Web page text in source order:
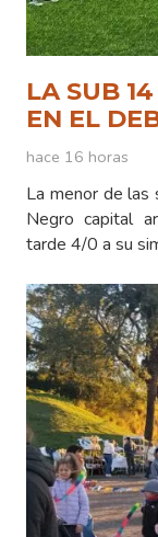
LA SUB
EN EL
hace 16 horas
La menor de
Negro capital
tarde 4/0 a su